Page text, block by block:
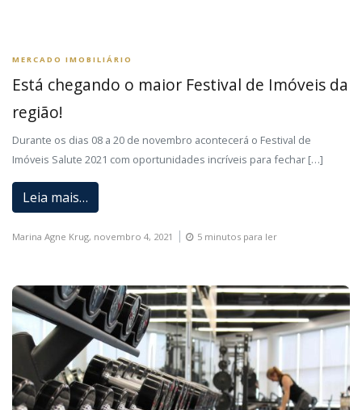
MERCADO IMOBILIÁRIO
Está chegando o maior Festival de Imóveis da
região!
Durante os dias 08 a 20 de novembro acontecerá o Festival de
Imóveis Salute 2021 com oportunidades incríveis para fechar […]
Leia mais…
Marina Agne Krug, novembro 4, 2021 5 minutos para ler